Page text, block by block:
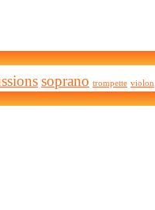
soprano trompette violon